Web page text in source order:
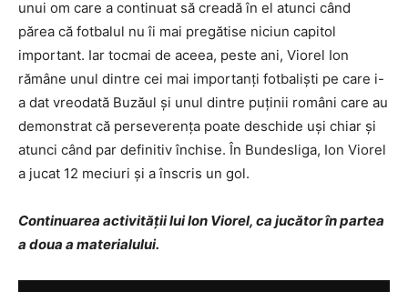
unui om care a continuat să creadă în el atunci când
părea că fotbalul nu îi mai pregătise niciun capitol
important. Iar tocmai de aceea, peste ani, Viorel Ion
rămâne unul dintre cei mai importanți fotbaliști pe care i-
a dat vreodată Buzăul și unul dintre puținii români care au
demonstrat că perseverența poate deschide uși chiar și
atunci când par definitiv închise. În Bundesliga, Ion Viorel
a jucat 12 meciuri și a înscris un gol.
Continuarea activității lui Ion Viorel, ca jucător în partea
a doua a materialului.